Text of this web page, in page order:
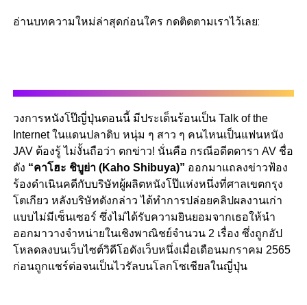
อ่านบทความใหม่ล่าสุดก่อนใคร กดติดตามเราไว้เลย:
วงการหนังโป๊ญี่ปุ่นตอนนี้ มีประเด็นร้อนเป็น Talk of the
Internet ในแดนปลาดิบ หนุ่ม ๆ สาว ๆ คนไหนเป็นแฟนหนัง
JAV ต้องรู้ ไม่งั้นถือว่า ตกข่าว! นั่นคือ กรณีอดีตดารา AV ชื่อ
ดัง “คาโฮะ ชิบูย่า (Kaho Shibuya)” ออกมาแถลงข่าวฟ้อง
ร้องดำเนินคดีกับบริษัทผู้ผลิตหนังโป๊แห่งหนึ่งที่ศาลเขตกรุง
โตเกียว หลังบริษัทดังกล่าว ได้ทำการปล่อยคลิปผลงานเก่า
แบบไม่มีเซ็นเซอร์ ซึ่งไม่ได้รับความยินยอมจากเธอให้นำ
ออกมาวางจำหน่ายในเชิงพาณิชย์จำนวน 2 เรื่อง ซึ่งถูกอัป
โหลดลงบนเว็บไซต์วิดีโอดังเว็บหนึ่งเมื่อเดือนมกราคม 2565
ก่อนถูกแชร์ต่อจนเป็นไวรัลบนโลกโซเชียลในญี่ปุ่น